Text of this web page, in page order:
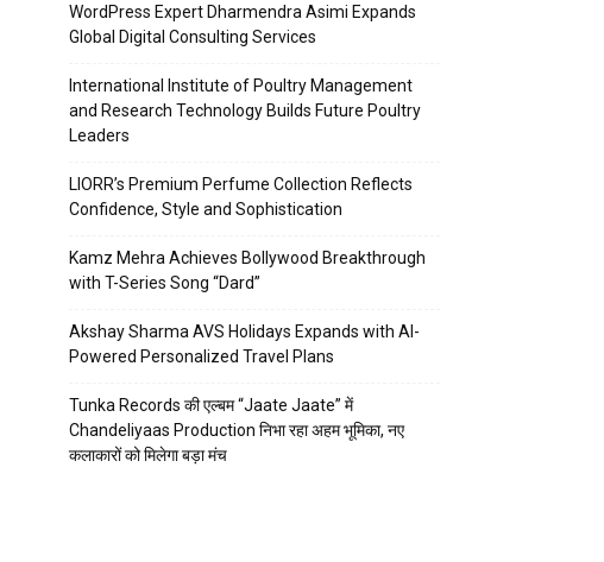
WordPress Expert Dharmendra Asimi Expands
Global Digital Consulting Services
International Institute of Poultry Management
and Research Technology Builds Future Poultry
Leaders
LIORR’s Premium Perfume Collection Reflects
Confidence, Style and Sophistication
Kamz Mehra Achieves Bollywood Breakthrough
with T-Series Song “Dard”
Akshay Sharma AVS Holidays Expands with AI-
Powered Personalized Travel Plans
Tunka Records की एल्बम “Jaate Jaate” में
Chandeliyaas Production निभा रहा अहम भूमिका, नए
कलाकारों को मिलेगा बड़ा मंच